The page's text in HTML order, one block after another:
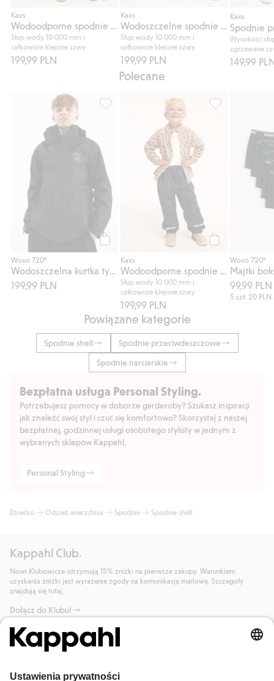
Kaxs
Wodoodporne spodnie shell Kaxs Proxtec
Słup wody 10 000 mm i
całkowicie klejone szwy
199,99 PLN
Kaxs
Wodoszczelne spodnie typu shell Kaxs Proxtec
Słup wody 10 000 mm i
całkowicie klejone szwy
199,99 PLN
Kaxs
Wysokość
zgrzewane
149,99
Polecane
Kup
Woxo 720°
Wodoszczelna kurtka typu shell
199,99 PLN
Wodoszczelna kurtka typu shell, Dodaj
Kaxs
Wodoodporne spodnie shell Kaxs Proxtec
Słup wody 10 000 mm i
całkowicie klejone szwy
199,99 PLN
Woxo 720°
Majtki
99,99 PLN
5 szt.20 PLN
Powiązane kategorie
Spodnie shell
Spodnie przeciwdeszczowe
Spodnie narciarskie
Bezpłatna usługa Personal Styling.
Potrzebujesz pomocy w doborze garderoby? Szukasz inspiracji
jak znaleźć swój styl i czuć się komfortowo? Skorzystaj z naszej
bezpłatnej, godzinnej usługi osobistego stylisty w jednym z
wybranych sklepów Kappahl.
Personal Styling
Dziecko Odzież wierzchnia Spodnie Spodnie shell
Kappahl Club.
Nowi Klubowicze otrzymują 15% zniżki na pierwsze zakupy. Warunkiem
uzyskania zniżki jest wyrażenie zgody na komunikację mailową. Szczegóły
znajdują się tutaj.
Dołącz do Klubu!